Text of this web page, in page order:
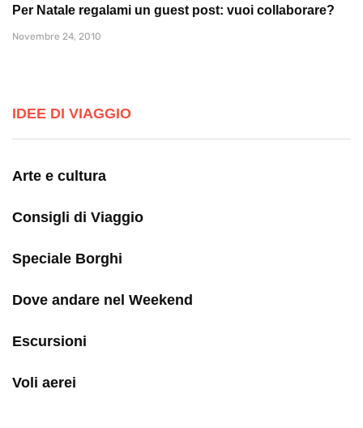
Per Natale regalami un guest post: vuoi collaborare?
Novembre 24, 2010
IDEE DI VIAGGIO
Arte e cultura
Consigli di Viaggio
Speciale Borghi
Dove andare nel Weekend
Escursioni
Voli aerei